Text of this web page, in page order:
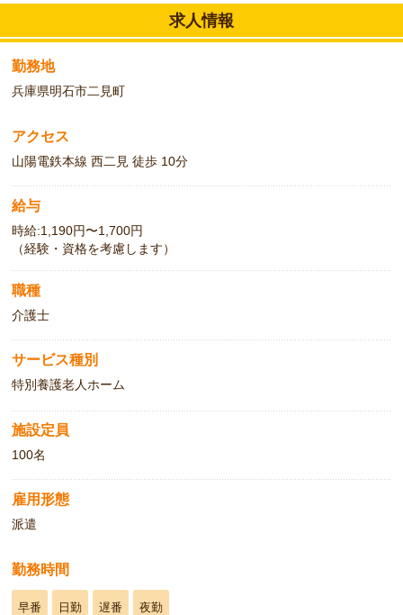
求人情報
勤務地
兵庫県明石市二見町
アクセス
山陽電鉄本線 西二見 徒歩 10分
給与
時給:1,190円〜1,700円
（経験・資格を考慮します）
職種
介護士
サービス種別
特別養護老人ホーム
施設定員
100名
雇用形態
派遣
勤務時間
早番 日勤 遅番 夜勤